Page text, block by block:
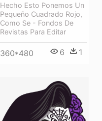
Hecho Esto Ponemos Un
Pequeño Cuadrado Rojo,
Como Se - Fondos De
Revistas Para Editar
360*480 6 1